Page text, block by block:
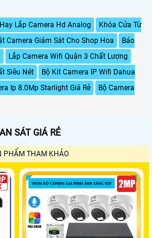
Lắp Camera Hd Analog
Khóa Cửa Từ
Camera Giám Sát Cho Shop Hoa
Báo
Lắp Camera Wifi Quận 3 Chất Lượng
Siêu Nét
Bộ Kit Camera IP Wifi Dahua
Ip 8.0Mp Starlight Giá Rẻ
Bộ Camera
SÁT GIÁ RẺ
PHẨM THAM KHẢO